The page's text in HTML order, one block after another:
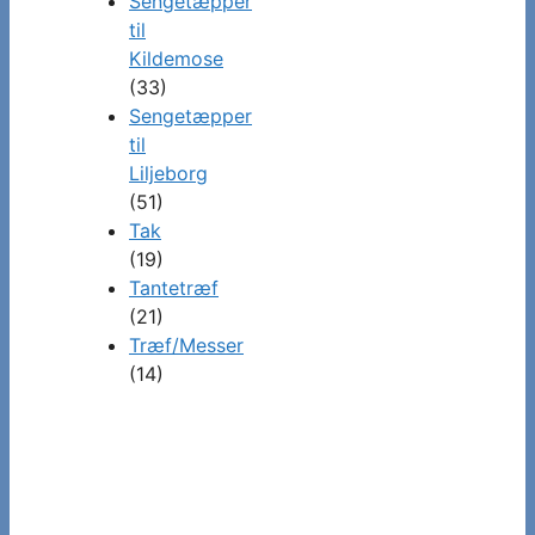
til
Kildemose
(33)
Sengetæpper
til
Liljeborg
(51)
Tak
(19)
Tantetræf
(21)
Træf/Messer
(14)